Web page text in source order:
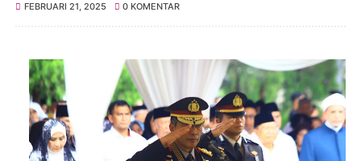
FEBRUARI 21, 2025 0 KOMENTAR